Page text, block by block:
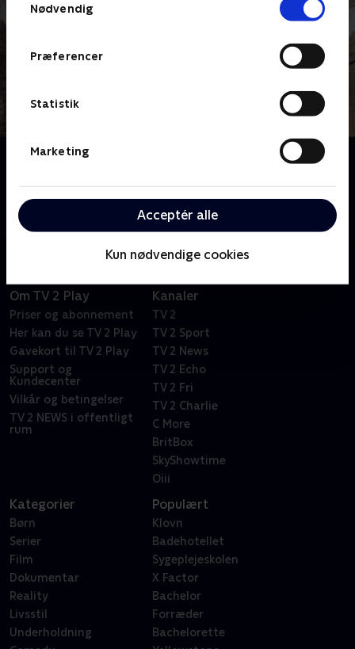
Nødvendig
Præferencer
Statistik
Marketing
Acceptér alle
Kun nødvendige cookies
Om Jordemoderen
sygeplejersker og jordemødre fra London midt i
1900-tallet. Baseret på Jennifer Worths erindringer.
Om TV 2 Play
Priser og abonnement
Her kan du se TV 2 Play
Gavekort til TV 2 Play
Support og
Kundecenter
Vilkår og betingelser
TV 2 NEWS i offentligt
rum
Kanaler
TV 2
TV 2 Sport
TV 2 News
TV 2 Echo
TV 2 Fri
TV 2 Charlie
C More
BritBox
SkyShowtime
Oiii
Kategorier
Børn
Serier
Film
Dokumentar
Reality
Livsstil
Underholdning
Populært
Klovn
Badehotellet
Sygeplejeskolen
X Factor
Bachelor
Forræder
Bachelorette